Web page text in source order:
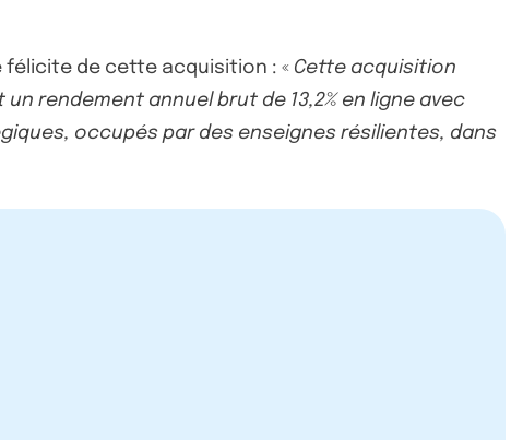
félicite de cette acquisition : « Cette acquisition
rendement annuel brut de 13,2% en ligne avec
occupés par des enseignes résilientes, dans